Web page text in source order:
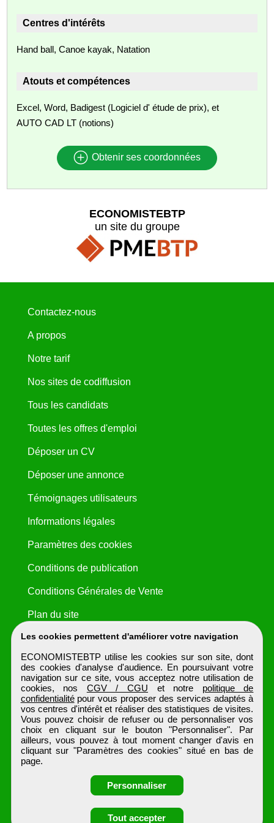
Obtenir ses
Centres d'intérêts
Hand ball, Canoe kayak, Natation
Atouts et compétences
Excel, Word, Badigest (Logiciel d' étude de prix), et
AUTO CAD LT (notions)
Obtenir ses coordonnées
Les cookies permettent d'améliorer votre navigation
ECONOMISTEBTP utilise les cookies sur son site, dont
des cookies d'analyse d'audience. En poursuivant votre
navigation sur ce site, vous acceptez notre utilisation de
cookies, nos CGV / CGU et notre politique de
confidentialitépour vous proposer des services adaptés à
vos centres d'intérêt et réaliser des statistiques de visites.
Vous pouvez choisir de refuser ou de personnaliser vos
choix en cliquant sur le bouton "Personnaliser". Par
ailleurs, vous pouvez à tout moment changer d'avis en
cliquant sur "Paramètres des cookies" situé en bas de
page.
Personnaliser
Tout accepter
ECONOMISTEBTP
un site du groupe
Contactez-nous
A propos
Notre tarif
Nos sites de codiffusion
Tous les candidats
Toutes les offres d'emploi
Déposer un CV
Déposer une annonce
Témoignages utilisateurs
Informations légales
Paramètres des cookies
Conditions de publication
Conditions Générales de Vente
Plan du site